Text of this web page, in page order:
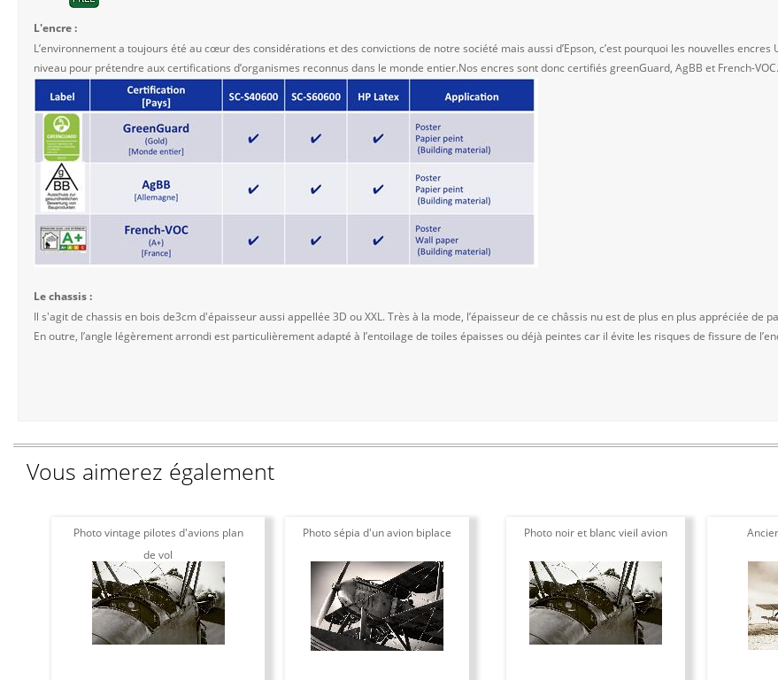
L'encre :
L’environnement a toujours été au cœur des considérations et des convictions de notre société mais aussi d’Epson, c’est pourquoi les nouvelles
niveau pour prétendre aux certifications d’organismes reconnus dans le monde entier.Nos encres sont donc certifiés greenGuard, AgBB et French-VOC.
Le chassis :
Il s'agit de chassis en bois de3cm d'épaisseur aussi appellée 3D ou XXL. Très à la mode, l’épaisseur de ce châssis nu est de plus en plus appréciée de
En outre, l’angle légèrement arrondi est particulièrement adapté à l’entoilage de toiles épaisses ou déjà peintes car il évite les risques de fissure de
Vous aimerez également
Photo vintage pilotes d'avions plan
de vol
Photo sépia d'un avion biplace Photo noir et blanc vieil avion